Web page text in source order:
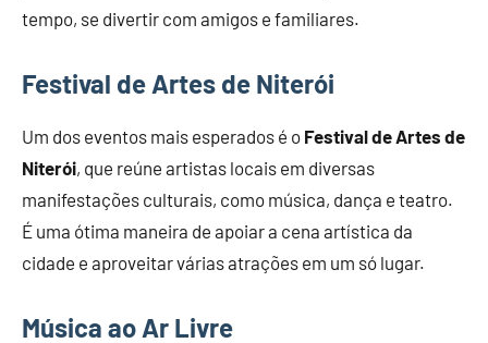
tempo, se divertir com amigos e familiares.
Festival de Artes de Niterói
Um dos eventos mais esperados é o Festival de Artes de
Niterói, que reúne artistas locais em diversas
manifestações culturais, como música, dança e teatro.
É uma ótima maneira de apoiar a cena artística da
cidade e aproveitar várias atrações em um só lugar.
Música ao Ar Livre